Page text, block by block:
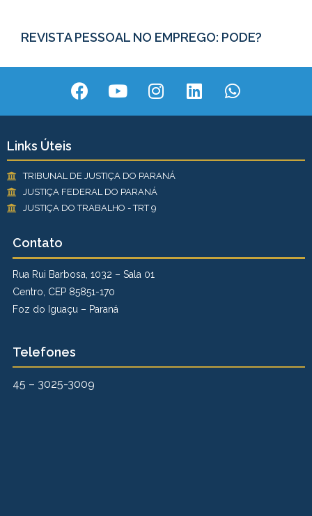
REVISTA PESSOAL NO EMPREGO: PODE?
Links Úteis
TRIBUNAL DE JUSTIÇA DO PARANÁ
JUSTIÇA FEDERAL DO PARANÁ
JUSTIÇA DO TRABALHO - TRT 9
Contato
Rua Rui Barbosa, 1032 – Sala 01
Centro, CEP 85851-170
Foz do Iguaçu – Paraná
Telefones
45 – 3025-3009